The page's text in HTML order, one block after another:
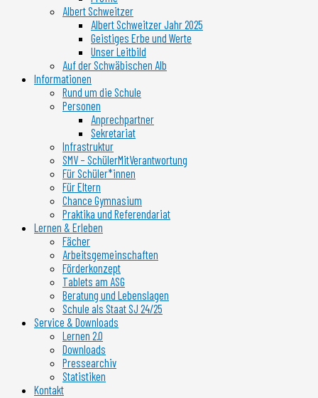
Albert Schweitzer
Albert Schweitzer Jahr 2025
Geistiges Erbe und Werte
Unser Leitbild
Auf der Schwäbischen Alb
Informationen
Rund um die Schule
Personen
Anprechpartner
Sekretariat
Infrastruktur
SMV – SchülerMitVerantwortung
Für Schüler*innen
Für Eltern
Chance Gymnasium
Praktika und Referendariat
Lernen & Erleben
Fächer
Arbeitsgemeinschaften
Förderkonzept
Tablets am ASG
Beratung und Lebenslagen
Schule als Staat SJ 24/25
Service & Downloads
Lernen 2.0
Downloads
Pressearchiv
Statistiken
Kontakt